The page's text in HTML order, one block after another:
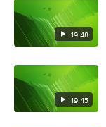
19:48
19:45